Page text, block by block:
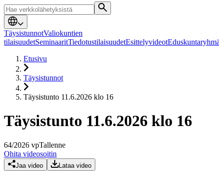
TäysistunnotValiokuntien
tilaisuudetSeminaaritTiedotustilaisuudetEsittelyvideot
Etusivu
Täysistunnot
Täysistunto 11.6.2026 klo 16
Täysistunto 11.6.2026 klo 16
64/2026 vpTallenne
Ohita videosoitin
Jaa video Lataa video